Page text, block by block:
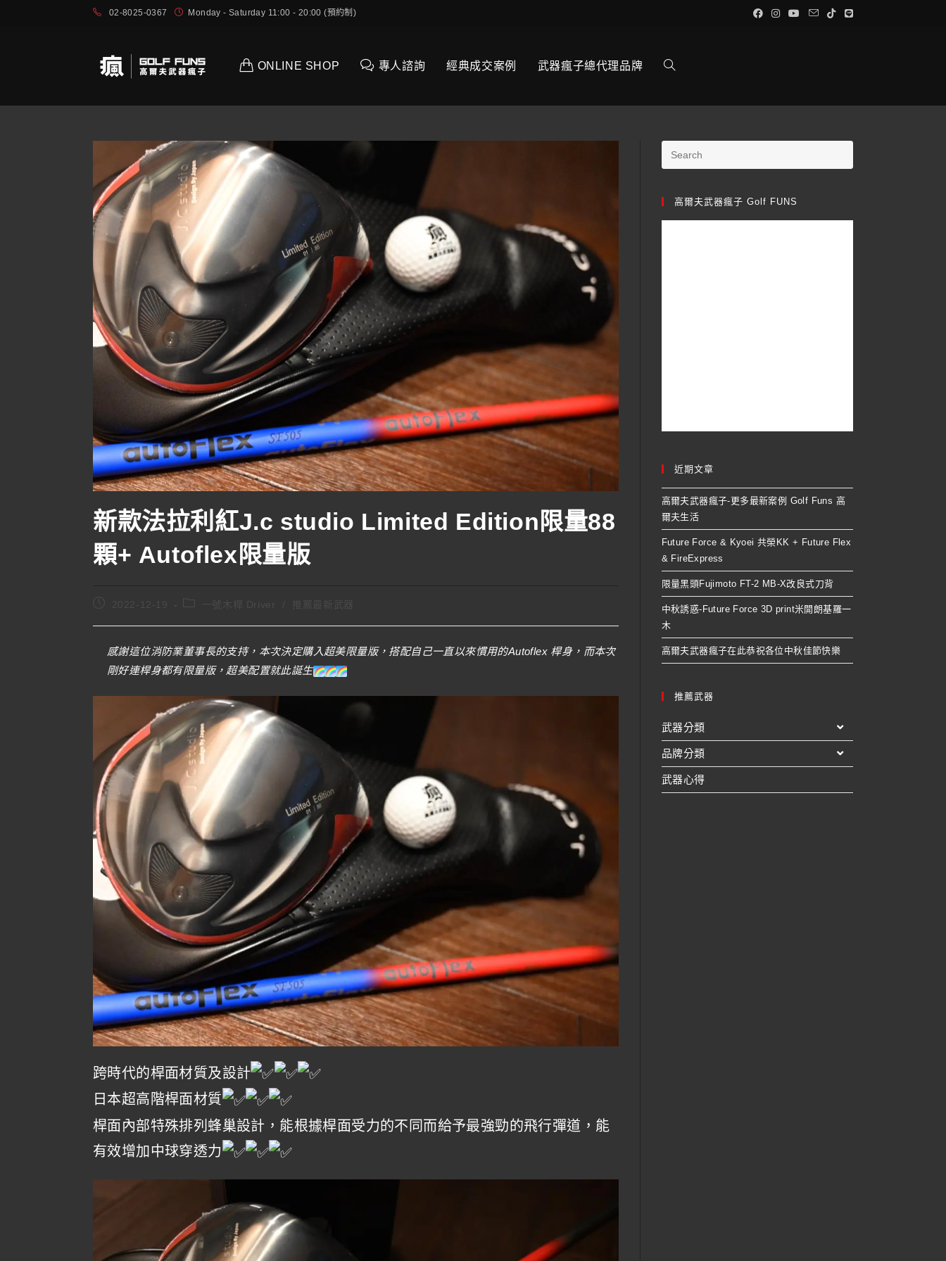
02-8025-0367 Monday - Saturday 11:00 - 20:00 (預約制)
ONLINE SHOP 專人諮詢 經典成交案例 武器瘋子總代理品牌
新款法拉利紅J.c studio Limited Edition限量88
顆+ Autoflex限量版
2022-12-19
感謝這位消防業董事長的支持，本次決定購入超美限量版，搭配自己一直以來慣用的Autoflex 桿身，而本次
剛好連桿身都有限量版，超美配置就此誕生
跨時代的桿面材質及設計
日本超高階桿面材質
桿面內部特殊排列蜂巢設計，能根據桿面受力的不同而給予最強勁的飛行彈道，能
有效增加中球穿透力
高爾夫武器瘋子 Golf FUNS
近期文章
高爾夫武器瘋子-更多最新案例 Golf Funs 高
爾夫生活
Future Force & Kyoei 共榮KK + Future Flex
& FireExpress
限量黑頭Fujimoto FT-2 MB-X改良式刀背
中秋誘惑-Future Force 3D print米開朗基羅一
木
高爾夫武器瘋子在此恭祝各位中秋佳節快樂
推薦武器
武器分類
品牌分類
武器心得